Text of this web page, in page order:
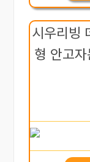
시우리빙
형 안고